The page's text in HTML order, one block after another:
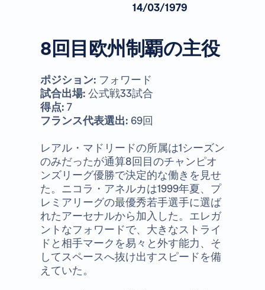
14/03/1979
8回目欧州制覇の主役
ポジション: フォワード
試合出場: 公式戦33試合
得点: 7
フランス代表選出: 69回
レアル・マドリードの所属は1シーズン
のみだったが通算8回目のチャンピオ
ンズリーグ優勝で決定的な働きを見せ
た。ニコラ・アネルカは1999年夏、プ
レミアリーグの最優秀若手選手に選ば
れたアーセナルから加入した。エレガ
ントなフォワードで、大きなストライ
ドと相手マークを易々と外す能力、そ
してスペースへ抜け出すスピードを備
えていた。